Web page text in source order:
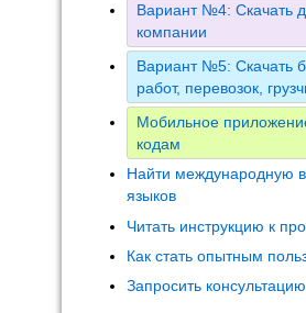
Вариант №4: Скачать
компании
Вариант №5: Скачать
работ, перевозок,
Мобильное
кодам
Найти международную
языков
Читать инструкцию к
Как стать опытным
Запросить